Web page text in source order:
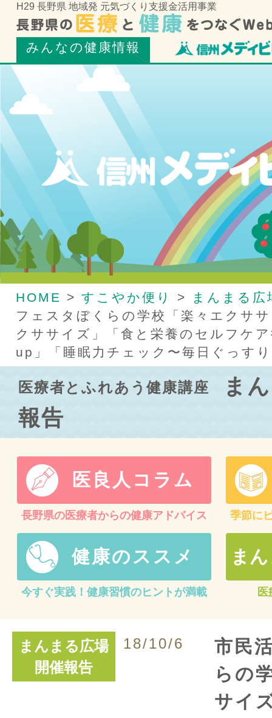
H29 長野県 地域発 元気づくり支援金活用事業
みんなの健康情報
HOME > すこやか便り >
まんまる広
フェスタぼくらの学校「楽々エクサ
クササイズ」「食と栄養のセルフケ
up」「睡眠力チェック〜毎日ぐっす
医療者とふれあう健康講座
ま
報告
医良人コラム
長野県の医療者からの健康アドバイス 季節に
健康のススメ
今すぐ実践！健康習慣のヒントが満載
ま
まんまる広場
開催報告
18/10/6
市民
らの
サイ